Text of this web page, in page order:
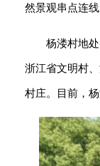
然景观串点连
杨溇村地
浙江省文明村
村庄。目前，